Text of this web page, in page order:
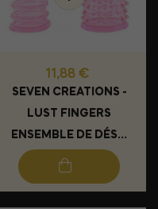
Prix
11,88 €
SEVEN CREATIONS -
LUST FINGERS
ENSEMBLE DE DÉS...